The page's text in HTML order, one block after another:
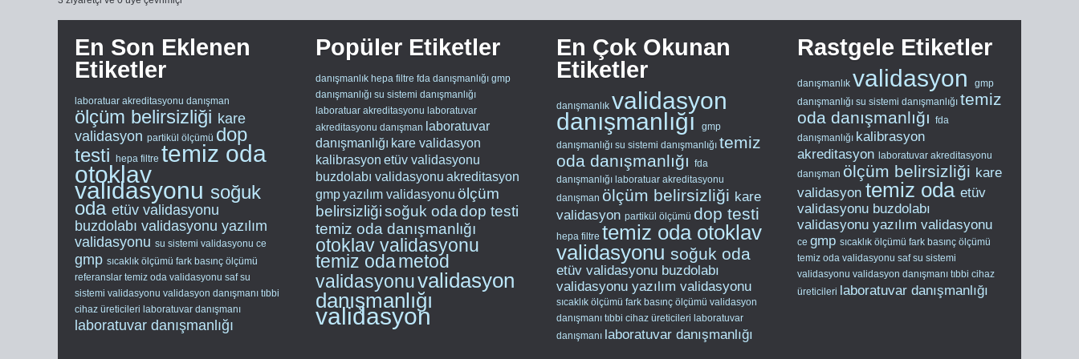
En Son Eklenen
Etiketler
laboratuar akreditasyonu danışman
ölçüm belirsizliği kare
validasyon partikül ölçümü dop
testi
hepa filtre temiz oda
otoklav
validasyonu soğuk
oda etüv validasyonu
buzdolabı validasyonu yazılım
validasyonu su sistemi validasyonu ce
gmp sıcaklık ölçümü fark basınç ölçümü
referanslar temiz oda validasyonu saf su
sistemi validasyonu validasyon danışmanı tıbbi
cihaz üreticileri laboratuvar danışmanı
laboratuvar danışmanlığı
Popüler Etiketler
danışmanlık hepa filtre fda danışmanlığı gmp
danışmanlığı su sistemi danışmanlığı
laboratuar akreditasyonu laboratuvar
akreditasyonu danışman laboratuvar
danışmanlığı kare validasyon
kalibrasyon etüv validasyonu
buzdolabı validasyonu akreditasyon
gmpyazılım validasyonu ölçüm
belirsizliğisoğuk odadop testi
temiz oda danışmanlığı
otoklav validasyonu
temiz odametod
validasyonuvalidasyon
danışmanlığı
validasyon
En Çok Okunan
Etiketler
danışmanlık validasyon
danışmanlığı
gmp
danışmanlığı su sistemi danışmanlığı temiz
oda danışmanlığı fda
danışmanlığı laboratuar akreditasyonu
danışman ölçüm belirsizliği kare
validasyon partikül ölçümü dop testi
hepa filtre temiz oda otoklav
validasyonu soğuk oda
etüv validasyonu buzdolabı
validasyonu yazılım validasyonu
sıcaklık ölçümü fark basınç ölçümü validasyon
danışmanı tıbbi cihaz üreticileri laboratuvar
danışmanı laboratuvar danışmanlığı
Rastgele Etiketler
danışmanlık validasyon
gmp
danışmanlığı su sistemi danışmanlığı temiz
oda danışmanlığı fda
danışmanlığı kalibrasyon
akreditasyon laboratuvar akreditasyonu
danışman ölçüm belirsizliği kare
validasyon temiz oda etüv
validasyonu buzdolabı
validasyonu yazılım validasyonu
ce gmp sıcaklık ölçümü fark basınç ölçümü
temiz oda validasyonu saf su sistemi
validasyonu validasyon danışmanı tıbbi cihaz
üreticileri laboratuvar danışmanlığı